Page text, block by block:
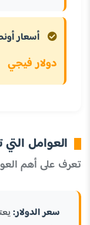
أسعار
دولار فيجي
العوامل
تعرف على أهم
سعر الدولار: